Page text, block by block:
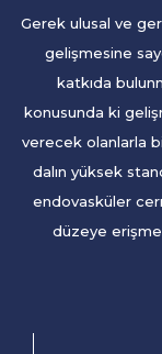
Gerek ulusal ve
gelişmesine
katkıda
konusunda ki
verecek olanlarla
dalın yüksek
endovasküler
düzeye